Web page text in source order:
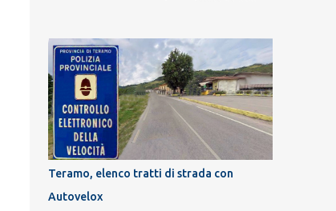
britannica. Nati nel 2007 e riconosciuti come
l'omaggio definitivo alla leggenda dei
Queen, i componenti della band portano
avanti con grande successo la passione e
l'energia del celebre gruppo. Lo spettacolo si
inserisce nell'ambito dei festeggiamenti in
onore di Sant'Alfonso, il santo patrono della
città. La formazione sul palco è composta da
Simone Fortuna alla batteria e voce, Fabrizio
Teramo, elenco tratti di strada con
Autovelox